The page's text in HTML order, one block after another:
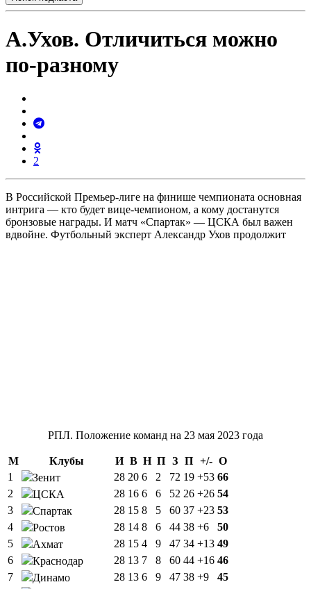
А.Ухов. Отличиться можно
по-разному
2
В Российской Премьер-лиге на финише чемпионата основная
интрига — кто будет вице-чемпионом, а кому достанутся
бронзовые награды. И матч «Спартак» — ЦСКА был важен
вдвойне. Футбольный эксперт Александр Ухов продолжит
РПЛ. Положение команд на 23 мая 2023 года
М Клубы И В Н П З П +/- О
1
Зенит 28 20 6 2 72 19 +53 66
2
ЦСКА 28 16 6 6 52 26 +26 54
3
Спартак 28 15 8 5 60 37 +23 53
4
Ростов 28 14 8 6 44 38 +6
50
5
Ахмат 28 15 4 9 47 34 +13 49
6
Краснодар 28 13 7 8 60 44 +16 46
7
Динамо 28 13 6 9 47 38 +9
45